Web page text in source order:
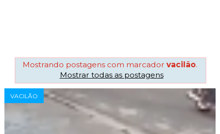
Mostrando postagens com marcador vacilão.
Mostrar todas as postagens
VACILÃO